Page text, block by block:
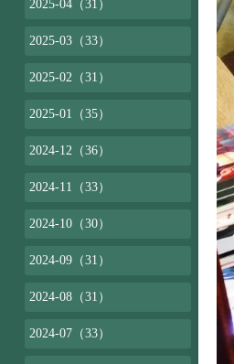
2025-04（31）
2025-03（33）
2025-02（31）
2025-01（35）
2024-12（36）
2024-11（33）
2024-10（30）
2024-09（31）
2024-08（31）
2024-07（33）